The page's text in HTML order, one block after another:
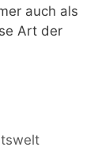
auch als
Art der